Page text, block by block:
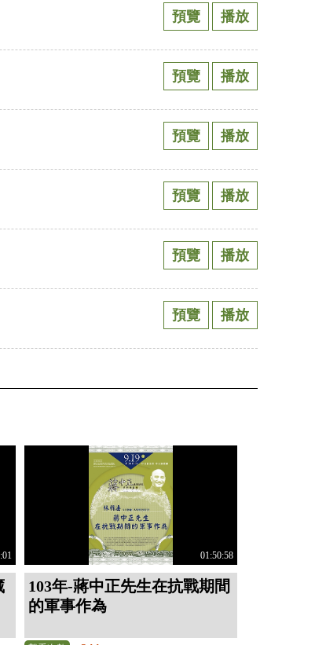
預覽 播放
預覽 播放
預覽 播放
預覽 播放
預覽 播放
預覽 播放
01:50:58
103年-蔣中正先生在抗戰期間
的軍事作為